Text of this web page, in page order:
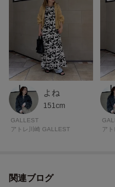
＊＊＊＊＊＊＊＊＊＊＊＊＊＊
気になるアイテムは【お気に入
気になるアイテムのページにあ
加できます。
登録すると、再入荷通知やお値
マイページにてお気に入り一覧
＊＊＊＊＊＊＊＊＊＊＊＊＊＊
よね
151cm
GALLEST
アトレ川崎 GALLEST
ア
関連ブログ